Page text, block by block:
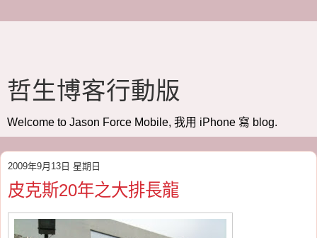
哲生博客行動版
Welcome to Jason Force Mobile, 我用 iPhone 寫 blog.
2009年9月13日 星期日
皮克斯20年之大排長龍